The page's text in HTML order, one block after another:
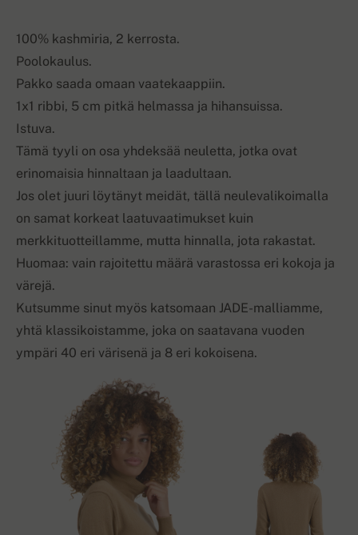
100% kashmiria, 2 kerrosta.
Poolokaulus.
Pakko saada omaan vaatekaappiin.
1x1 ribbi, 5 cm pitkä helmassa ja hihansuissa.
Istuva.
Tämä tyyli on osa yhdeksää neuletta, jotka ovat
erinomaisia hinnaltaan ja laadultaan.
Jos olet juuri löytänyt meidät, tällä neulevalikoimalla
on samat korkeat laatuvaatimukset kuin
merkkituotteillamme, mutta hinnalla, jota rakastat.
Huomaa: vain rajoitettu määrä varastossa eri kokoja ja
värejä.
Kutsumme sinut myös katsomaan JADE-malliamme,
yhtä klassikoistamme, joka on saatavana vuoden
ympäri 40 eri värisenä ja 8 eri kokoisena.